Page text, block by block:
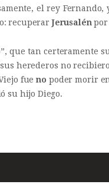
el rey Fernando,
recuperarJerusalénpor
”, que tan certeramente
herederos no
fueno poder morir
su hijo Diego.